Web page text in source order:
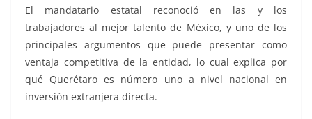
El mandatario estatal reconoció en las y los
trabajadores al mejor talento de México, y uno de los
principales argumentos que puede presentar como
ventaja competitiva de la entidad, lo cual explica por
qué Querétaro es número uno a nivel nacional en
inversión extranjera directa.